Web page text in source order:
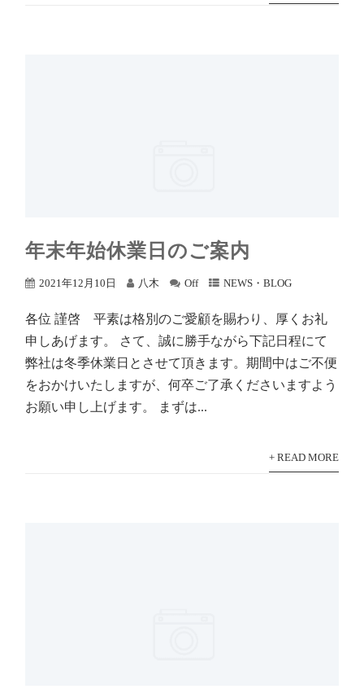
年末年始休業日のご案内
2021年12月10日 八木 Off NEWS・BLOG
各位 謹啓 平素は格別のご愛顧を賜わり、厚くお礼
申しあげます。 さて、誠に勝手ながら下記日程にて
弊社は冬季休業日とさせて頂きます。期間中はご不便
をおかけいたしますが、何卒ご了承くださいますよう
お願い申し上げます。 まずは...
+ READ MORE